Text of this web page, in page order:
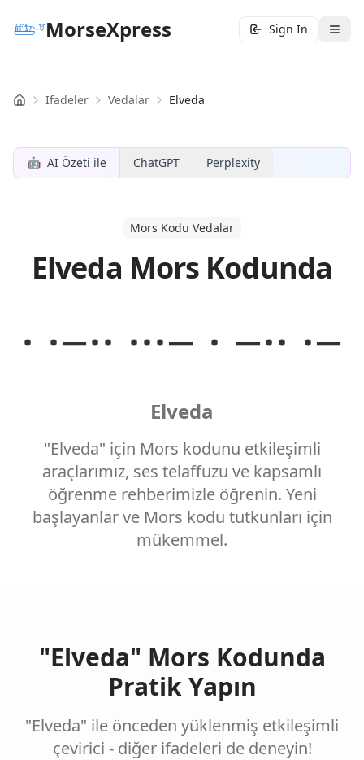
MorseXpress Sign In
Home İfadeler Vedalar Elveda
🤖 AI Özeti ile ChatGPT Perplexity
Mors Kodu Vedalar
Elveda Mors Kodunda
· ·−·· ···− · −·· ·−
Elveda
"Elveda" için Mors kodunu etkileşimli
araçlarımız, ses telaffuzu ve kapsamlı
öğrenme rehberimizle öğrenin. Yeni
başlayanlar ve Mors kodu tutkunları için
mükemmel.
"Elveda" Mors Kodunda
Pratik Yapın
"Elveda" ile önceden yüklenmiş etkileşimli
çevirici - diğer ifadeleri de deneyin!